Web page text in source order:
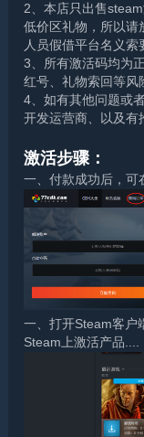
2、本店只出售
低价区礼物，所以请
人员假借平台名义索
3、所有激活码均为
红号、礼物索回等风
4、如有其他问题或
开发运营商、以及有
激活步骤：
一、付款成功后，可
一、打开Steam客户
Steam上激活产品....